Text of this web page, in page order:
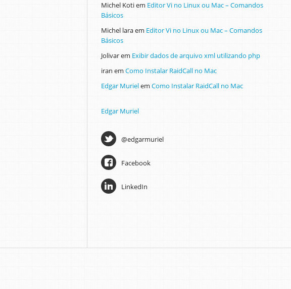
Michel Kotiem Editor Vi no Linux ou Mac – Comandos
Básicos
Michel laraem Editor Vi no Linux ou Mac – Comandos
Básicos
Jolivarem Exibir dados de arquivo xml utilizando php
iran em Como Instalar RaidCall no Mac
Edgar Murielem Como Instalar RaidCall no Mac
Edgar Muriel
@edgarmuriel
Facebook
LinkedIn